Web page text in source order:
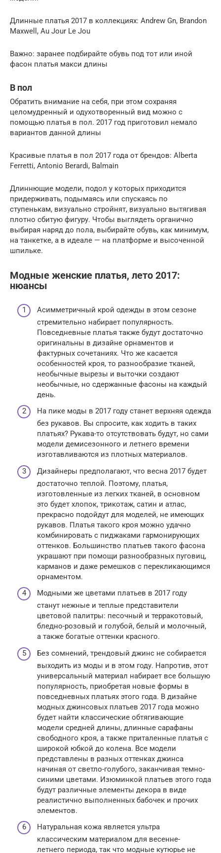
Длинные платья 2017 в коллекциях: Andrew Gn, Brandon
Maxwell, Au Jour Le Jou
Важно: заранее подбирайте обувь под тот или иной
фасон платья макси длины
В пол
Обратить внимание на себя, при этом сохраняя
целомудренный и одухотворенный вид можно с
помощью платья в пол. 2017 год приготовил немало
вариантов данной длины
Красивые платья в пол 2017 года от брендов: Alberta
Ferretti, Antonio Berardi, Balmain
Длиннющие модели, подол у которых приходится
придерживать, подымаясь или спускаясь по
ступенькам, визуально стройнят, визуально вытягивая
плотно сбитую фигуру. Чтобы выглядеть органично
выбирая наряд до пола, выбирайте обувь, как минимум,
на танкетке, а в идеале — на платформе и высоченной
шпильке.
Модные женские платья, лето 2017:
нюансы
Асимметричный крой одежды в этом сезоне
стремительно набирает популярность.
Повседневные платья также будут достаточно
оригинальны в дизайне орнаментов и
фактурных сочетаниях. Что же касается
особенностей кроя, то разнообразие тканей,
необычные вырезы и выточки создают
необычные, но сдержанные фасоны на каждый
день.
На пике моды в 2017 году станет верхняя одежда
без рукавов. Вы спросите, как ходить в таких
платьях? Рукава-то отсутствовать будут, но сами
модели демисезонного и летнего времени
изготавливаются из плотных материалов.
Дизайнеры предполагают, что весна 2017 будет
достаточно теплой. Поэтому, платья,
изготовленные из легких тканей, в основном
это будет хлопок, трикотаж, сатин и атлас,
прекрасно подойдут для моделей, не имеющих
рукавов. Платья такого кроя можно удачно
комбинировать с пиджаками гармонирующих
оттенков. Большинство платьев такого фасона
украшают при помощи разнообразных пуговиц,
карманов и даже ремешков с перекликающимся
орнаментом.
Модными же цветами платьев в 2017 году
станут нежные и теплые представители
цветовой палитры: песочный и терракотовый,
бледно-розовый и голубой, белый и молочный,
а также богатые оттенки красного.
Без сомнений, трендовый джинс не собирается
выходить из моды и в этом году. Напротив, этот
универсальный материал набирает все большую
популярность, приобретая новые формы в
повседневных платьях этого года. В дизайне
модных джинсовых платьев 2017 года можно
будет найти классические обтягивающие
модели средней длины, длинные сарафаны
свободного кроя, а также приталенные платья с
широкой юбкой до колена. Все модели
представлены в разных оттенках джинса
начиная от светло-голубого, заканчивая темно-
синими цветами. Изюминкой платьев этого года
будут различные элементы декора в виде
реалистично выполненных бабочек и прочих
элементов.
Натуральная кожа является ультра
классическим материалом для весенне-
летнего периода, так что модные кутюрье не